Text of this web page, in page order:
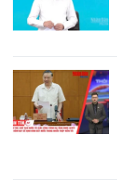
ENGLISH
FRANÇAIS
РУССКИЙ